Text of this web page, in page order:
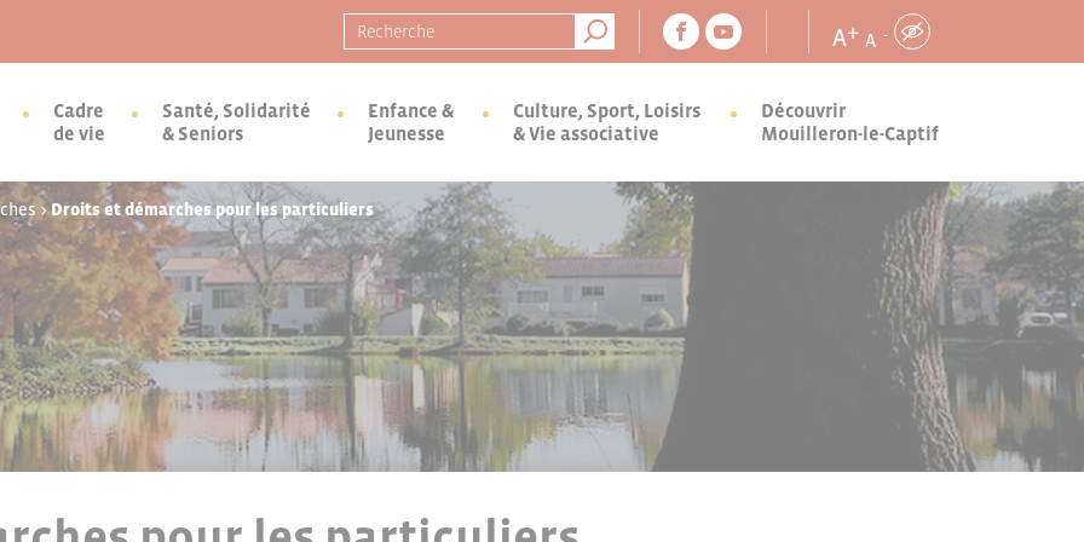
Recherche pour : A+ A -
Cadre
de vie
Santé, Solidarité
& Seniors
Enfance &
Jeunesse
Culture, Sport, Loisirs
& Vie associative
Découvrir
Mouilleron-le-Captif
>Droits et démarches pour les particuliers